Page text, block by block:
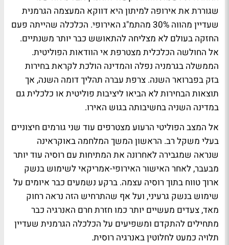
שגוררת את אירופה למיתון היא דווקא המעצמה הגרמנית
שעדיין מהווה 30% מהתמ"ג האירופי. הכלכלה שהייתה פעם
החזקה בעולם לא מצליחה להתאושש כבר יותר משנתיים.
אל החולשה הכלכלית מצטרפת אי הוודאות הפוליטית.
הממשלה בגרמניה נפלה והמדינה הולכת לקראת בחירות
בזק בפברואר השנה. צרפת עברה תהליך דומה השנה, אך
תוצאות הבחירות לא הביאו ליציבות פוליטית או כלכלית גם
במדינה השניה בחשיבותה בגוש האירו.
אל המצב הפוליטי הרעוע מצטרפים עוד שני גורמים חיצוניים
בעלי משקל רב. הראשון המשך המלחמה באוקראינה
שנראה שמגבירה לאחרונה את המתיחות עם רוסיה עוד יותר
מבעבר, לאחר האישור האירופי-אמריקאי לשימוש בנשק
ארוך טווח בתוך רוסיה עצמה. ברקע נשמעים כבר איומים על
שימוש בנשק גרעיני, ועל אף שהתרחיש הזה נראה רחוק
מאד, צעדים מעשיים יותר כמו חזרת חרם האנרגיה כבר
מתחילים להתקדם ומשפיעים על הכלכלה הגרמנית שעדיין
תלויה כמעט לחלוטין באנרגיה רוסית.